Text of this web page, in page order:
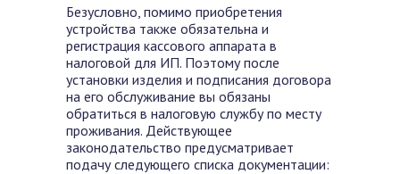
Безусловно, помимо приобретения
устройства также обязательна и
регистрация кассового аппарата в
налоговой для ИП. Поэтому после
установки изделия и подписания договора
на его обслуживание вы обязаны
обратиться в налоговую службу по месту
проживания. Действующее
законодательство предусматривает
подачу следующего списка документации: